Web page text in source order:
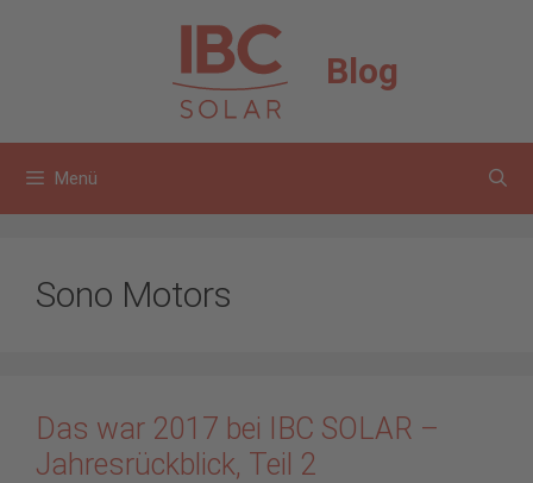
Blog
Menü
Sono Motors
Das war 2017 bei IBC SOLAR –
Jahresrückblick, Teil 2